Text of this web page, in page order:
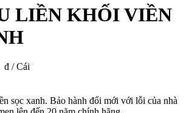
LIỀN KHỐI VIỀN
đ / Cái
sọc xanh. Bảo hành đổi mới với lỗi của nhà